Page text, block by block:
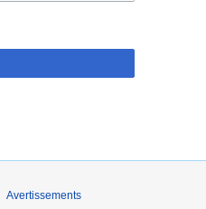
Avertissements